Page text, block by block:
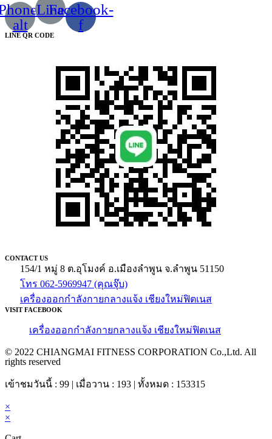
alt
Line
Facebook-
f
LINE QR CODE
CONTACT US
154/1 หมู่ 8 ต.อุโมงค์ อ.เมืองลำพูน จ.ลำพูน 51150
โทร 062-5969947 (คุณจุ๊บ)
เครื่องออกกำลังกายกลางแจ้ง เชียงใหม่ฟิตเนส
VISIT FACEBOOK
เครื่องออกกำลังกายกลางแจ้ง เชียงใหม่ฟิตเนส
© 2022 CHIANGMAI FITNESS CORPORATION Co.,Ltd. All
rights reserved
เข้าชมวันนี้ : 99 | เมื่อวาน : 193 | ทั้งหมด : 153315
×
×